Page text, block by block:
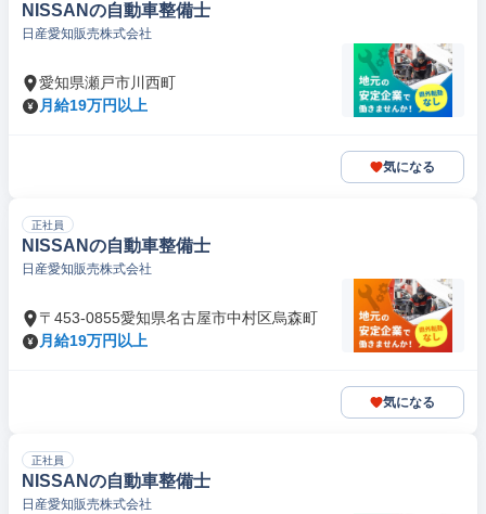
NISSANの自動車整備士
日産愛知販売株式会社
愛知県瀬戸市川西町
月給19万円以上
気になる
正社員
NISSANの自動車整備士
日産愛知販売株式会社
〒453-0855愛知県名古屋市中村区烏森町
月給19万円以上
気になる
正社員
NISSANの自動車整備士
日産愛知販売株式会社